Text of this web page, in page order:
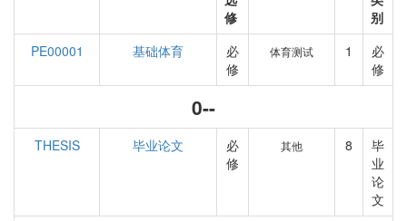
修
别
PE00001
基础体育
必
修
体育测试 1
必
修
0--
THESIS 毕业论文
必
修
其他 8
毕
业
论
文